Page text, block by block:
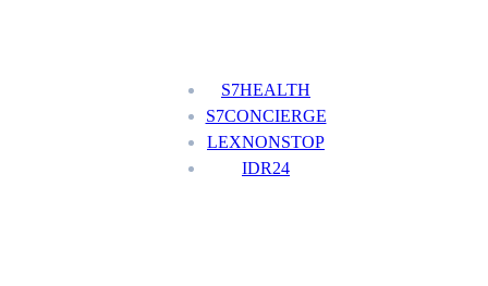
S7HEALTH
S7CONCIERGE
LEXNONSTOP
IDR24